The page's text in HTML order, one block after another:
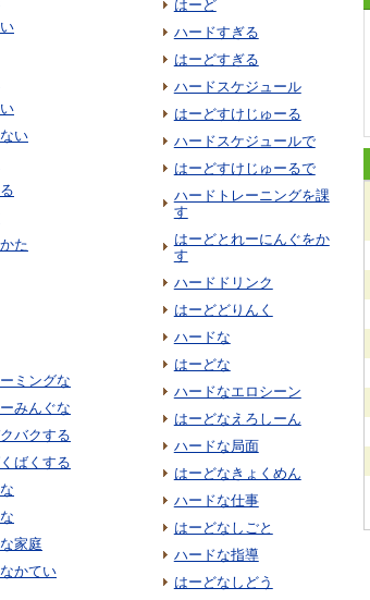
い
た
ミングな
みんぐな
バクする
ばくする
家庭
かてい
はーど
ハードすぎる
はーどすぎる
ハードスケジュール
はーどすけじゅーる
ハードスケジュールで
はーどすけじゅーるで
ハードトレーニングを課
す
はーどとれーにんぐをか
す
ハードドリンク
はーどどりんく
ハードな
はーどな
ハードなエロシーン
はーどなえろしーん
ハードな局面
はーどなきょくめん
ハードな仕事
はーどなしごと
ハードな指導
はーどなしどう